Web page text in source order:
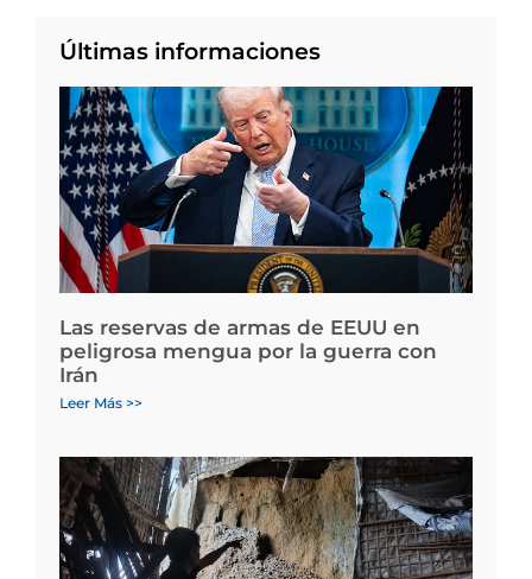
Últimas informaciones
Las reservas de armas de EEUU en
peligrosa mengua por la guerra con
Irán
Leer Más >>